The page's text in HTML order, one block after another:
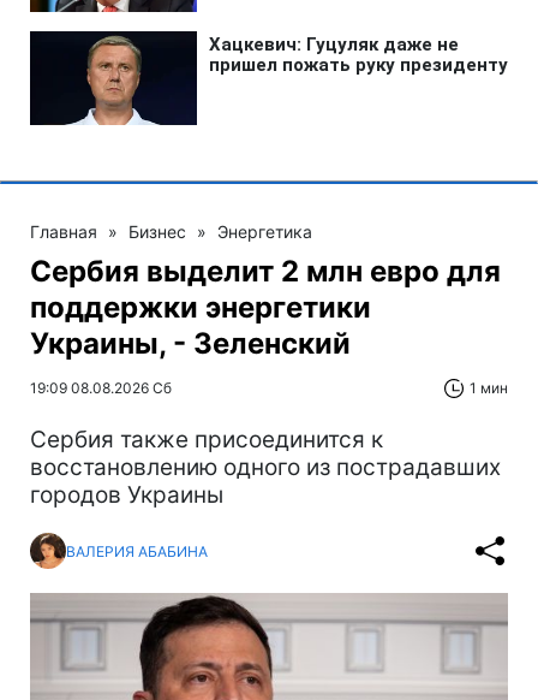
Главная » Бизнес » Энергетика
Сербия выделит 2 млн евро для
поддержки энергетики
Украины, - Зеленский
19:09 08.08.2026 Сб 1 мин
Сербия также присоединится к
восстановлению одного из пострадавших
городов Украины
ВАЛЕРИЯ АБАБИНА